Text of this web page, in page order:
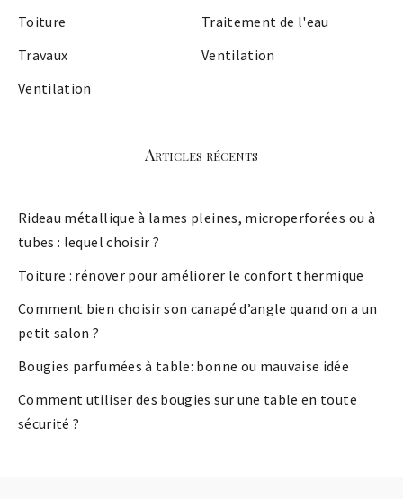
Toiture
Traitement de l'eau
Travaux
Ventilation
Ventilation
Articles récents
Rideau métallique à lames pleines, microperforées ou à
tubes : lequel choisir ?
Toiture : rénover pour améliorer le confort thermique
Comment bien choisir son canapé d’angle quand on a un
petit salon ?
Bougies parfumées à table: bonne ou mauvaise idée
Comment utiliser des bougies sur une table en toute
sécurité ?